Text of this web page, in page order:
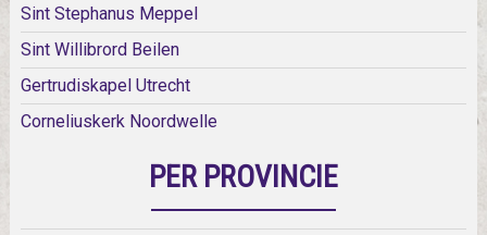
Sint Stephanus Meppel
Sint Willibrord Beilen
Gertrudiskapel Utrecht
Corneliuskerk Noordwelle
PER PROVINCIE